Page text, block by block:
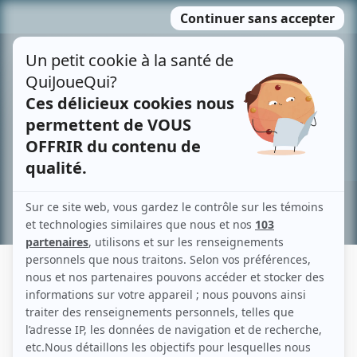
MENU
contenu
Recherche avancée »
BERNARD FRESSON
Liens
Fiche de Bernard Fresson sur Showbizz.net